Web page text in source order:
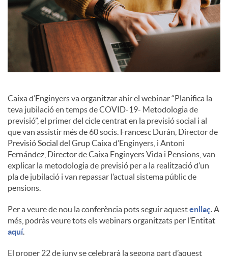
c
i
l
s
Caixa d’Enginyers va organitzar ahir el webinar “Planifica la
teva jubilació en temps de COVID-19- Metodologia de
previsió”, el primer del cicle centrat en la previsió social i al
que van assistir més de 60 socis. Francesc Durán, Director de
Previsió Social del Grup Caixa d’Enginyers, i Antoni
Fernández, Director de Caixa Enginyers Vida i Pensions, van
explicar la metodologia de previsió per a la realització d’un
pla de jubilació i van repassar l’actual sistema públic de
pensions.
Per a veure de nou la conferència pots seguir aquestenllaç. A
més, podràs veure tots els webinars organitzats per l’Entitat
aquí.
El proper 22 de juny se celebrarà la segona part d’aquest